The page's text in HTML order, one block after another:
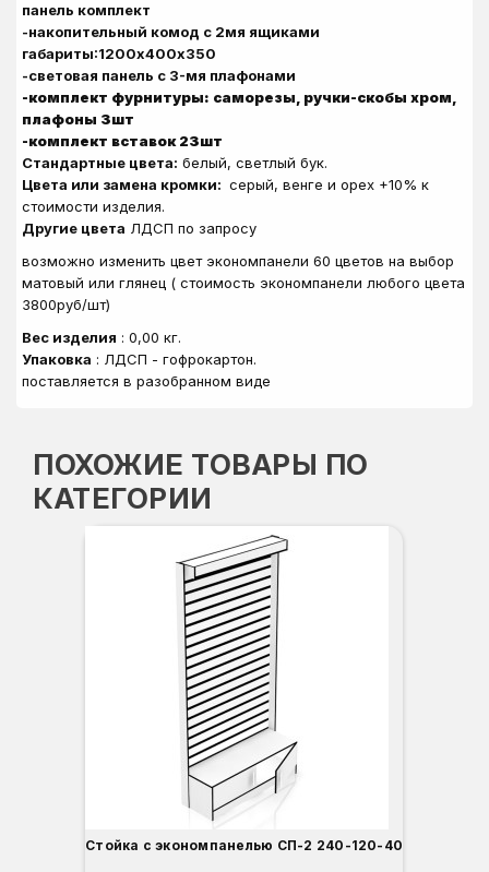
панель комплект
-накопительный комод с 2мя ящиками
габариты:1200х400х350
-световая панель с 3-мя плафонами
-комплект фурнитуры: саморезы, ручки-скобы хром,
плафоны 3шт
-комплект вставок 23шт
Стандартные цвета: белый, светлый бук.
Цвета или замена кромки: серый, венге и орех +10% к
стоимости изделия.
Другие цвета ЛДСП по запросу
возможно изменить цвет экономпанели 60 цветов на выбор
матовый или глянец ( стоимость экономпанели любого цвета
3800руб/шт)
Вес изделия : 0,00 кг.
Упаковка : ЛДСП - гофрокартон.
поставляется в разобранном виде
ПОХОЖИЕ ТОВАРЫ ПО
КАТЕГОРИИ
Стойка с экономпанелью СП-2 240-120-40